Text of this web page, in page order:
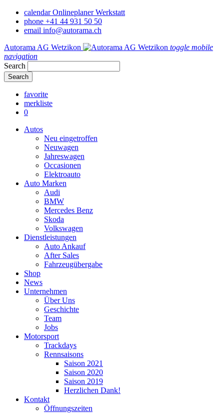
calendar Onlineplaner Werkstatt
phone +41 44 931 50 50
email info@autorama.ch
Autorama AG Wetzikon
toggle mobile
navigation
Search
favorite
merkliste
0
Autos
Neu eingetroffen
Neuwagen
Jahreswagen
Occasionen
Elektroauto
Auto Marken
Audi
BMW
Mercedes Benz
Skoda
Volkswagen
Dienstleistungen
Auto Ankauf
After Sales
Fahrzeugübergabe
Shop
News
Unternehmen
Über Uns
Geschichte
Team
Jobs
Motorsport
Trackdays
Rennsaisons
Saison 2021
Saison 2020
Saison 2019
Herzlichen Dank!
Kontakt
Öffnungszeiten